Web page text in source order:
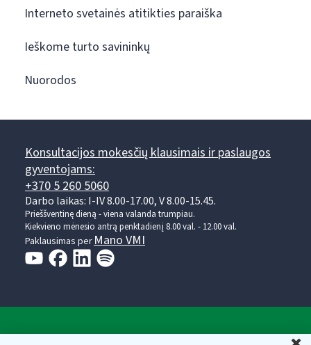
Interneto svetainės atitikties paraiška
Ieškome turto savininkų
Nuorodos
Konsultacijos mokesčių klausimais ir paslaugos
gyventojams:
+370 5 260 5060
Darbo laikas: I-IV 8.00-17.00, V 8.00-15.45.
Prieššventinę dieną - viena valanda trumpiau.
Kiekvieno mėnesio antrą penktadienį 8.00 val. - 12.00 val.
Paklausimas per Mano VMI